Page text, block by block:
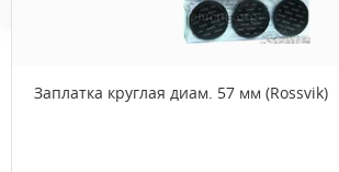
Заплатка круглая диам. 57 мм (Rossvik)